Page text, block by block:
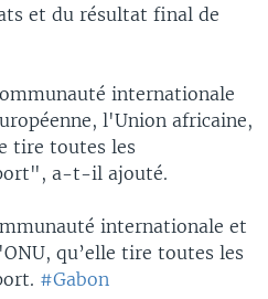
et du résultat final de
internationale
l'Union africaine,
tire toutes les
a-t-il ajouté.
internationale et
qu’elle tire toutes les
#Gabon